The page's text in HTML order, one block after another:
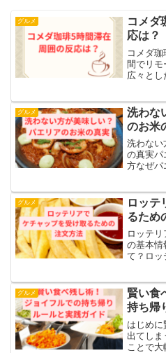
グルメ
コメダ
応は？
コメダ
間でリモ
広々とし
ングのよ
き、長時
グルメ
洗わな
のお米
洗わない
の真実パ
方なぜパ
りを活
が残る
グルメ
ロッテ
るため
ロッテ
の基本情
て？ロッ
トやナ
ップが添
グルメ
賢い食
持ち帰
はじめに
出てしま
ことで大